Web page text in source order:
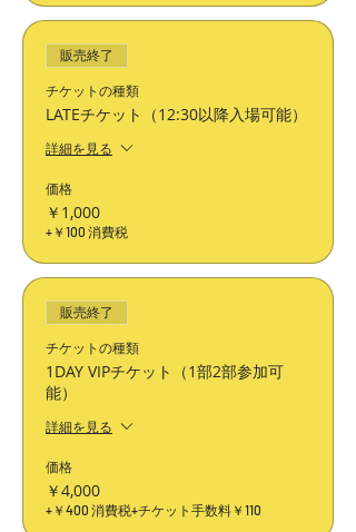
販売終了
チケットの種類
LATEチケット（12:30以降入場可能）
詳細を見る
価格
￥1,000
+￥100 消費税
販売終了
チケットの種類
1DAY VIPチケット（1部2部参加可
能）
詳細を見る
価格
￥4,000
+￥400 消費税+チケット手数料￥110